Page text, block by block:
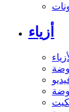
أزياء